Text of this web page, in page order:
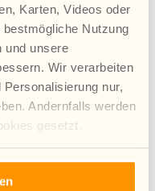
Karten, Videos oder
Nutzung
und unsere
Wir verarbeiten
nur,
Andernfalls werden
gesetzt.
finden Sie in